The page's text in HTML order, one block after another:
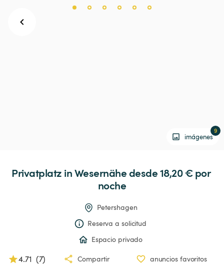
imágenes
9
Privatplatz inWesernähe desde 18,20 € por
noche
Petershagen
Reserva a solicitud
Espacio privado
4.71 (7) Compartir anuncios favoritos